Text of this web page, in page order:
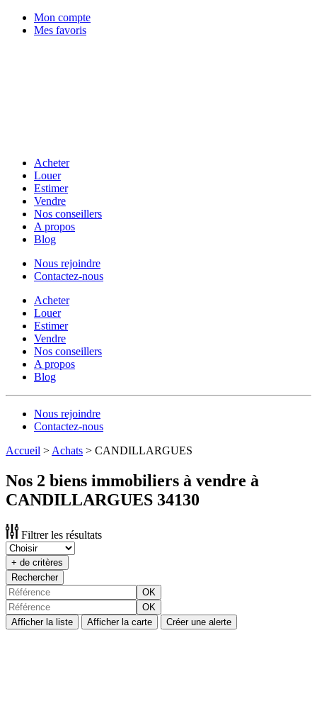
Mon compte
Mes favoris
Acheter
Louer
Estimer
Vendre
Nos conseillers
A propos
Blog
Nous rejoindre
Contactez-nous
Acheter
Louer
Estimer
Vendre
Nos conseillers
A propos
Blog
Nous rejoindre
Contactez-nous
Accueil > Achats > CANDILLARGUES
Nos 2 biens immobiliers à vendre à
CANDILLARGUES 34130
Filtrer les résultats
+ de critères
Rechercher
OK
OK
Afficher la liste
Afficher la carte Créer une alerte